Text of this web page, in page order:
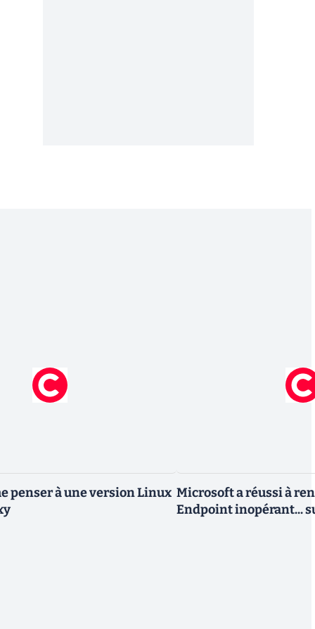
penser à une version Linux Microsoft a réussi à
Endpoint inopérant...